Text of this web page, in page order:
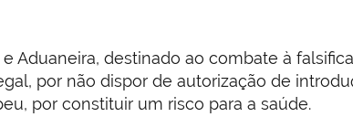
Aduaneira, destinado ao combate à
por não dispor de autorização de
por constituir um risco para a saúde.